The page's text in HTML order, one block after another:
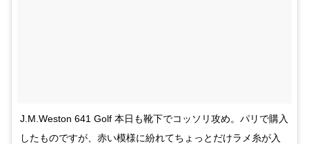
J.M.Weston 641 Golf 本日も靴下でコッソリ攻め。パリで購入
したものですが、赤い模様に紛れてちょっとだけラメ糸が入